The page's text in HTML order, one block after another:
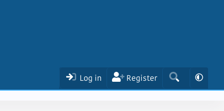
Log in Register